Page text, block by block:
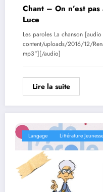
Chant – On n’est
Luce
Les paroles La chanson
content/uploads/2016/12/
mp3"][/audio]
Lire la suite
Langage Littérature Jeunesse